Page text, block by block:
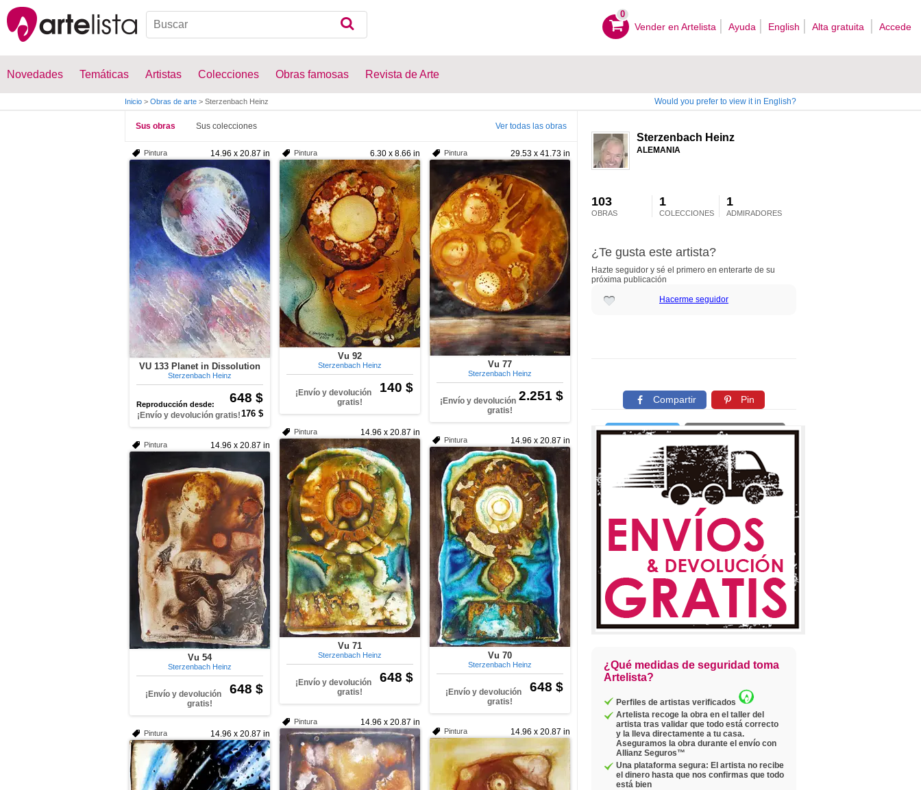
0
Vender en Artelista Ayuda English Alta gratuita Accede
Novedades Temáticas Artistas Colecciones Obras famosas Revista de Arte
Inicio > Obras de arte > Sterzenbach Heinz Would you prefer to view it in English?
Sterzenbach Heinz
ALEMANIA
103
OBRAS
1
COLECCIONES
1
ADMIRADORES
¿Te gusta este artista?
Hazte seguidor y sé el primero en enterarte de su
próxima publicación
Hacerme seguidor
Compartir Pin
Twittear Copiar enlace
¿Qué medidas de seguridad toma
Artelista?
Perfiles de artistas verificados
Artelista recoge la obra en el taller del
artista tras validar que todo está correcto
y la lleva directamente a tu casa.
Aseguramos la obra durante el envío con
Allianz Seguros™
Una plataforma segura: El artista no recibe
el dinero hasta que nos confirmas que todo
está bien
Sus obras Sus colecciones Ver todas las obras
14.96 x 20.87 in
Pintura
VU 133 Planet in Dissolution
Sterzenbach Heinz
648 $
Reproducción desde:
176 $
¡Envío y devolución gratis!
6.30 x 8.66 in
Pintura
Vu 92
Sterzenbach Heinz
140 $
¡Envío y devolución
gratis!
29.53 x 41.73 in
Pintura
Vu 77
Sterzenbach Heinz
2.251 $
¡Envío y devolución
gratis!
14.96 x 20.87 in
Pintura
Vu 71
Sterzenbach Heinz
648 $
¡Envío y devolución
gratis!
14.96 x 20.87 in
Pintura
Vu 70
Sterzenbach Heinz
648 $
¡Envío y devolución
gratis!
14.96 x 20.87 in
Pintura
Vu 54
Sterzenbach Heinz
648 $
¡Envío y devolución
gratis!
14.96 x 20.87 in
Pintura
14.96 x 20.87 in
Pintura
14.96 x 20.87 in
Pintura